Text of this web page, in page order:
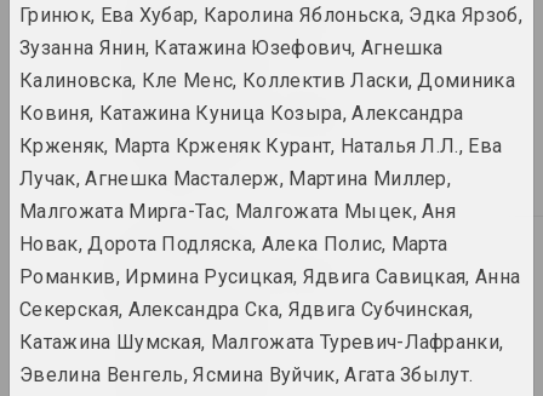
Александр Ахола-Вало
художник, философ
Иван Ахремчик
художник, преподаватель
Б Виктор Бабарико
меценат, директор
Сяргей Бабарэка
художник
Гринюк, Ева Хубар, Каролина Яблоньска, Эдка Ярзоб,
Зузанна Янин, Катажина Юзефович, Агнешка
Калиновска, Кле Менс, Коллектив Ласки, Доминика
Ковиня, Катажина Куница Козыра, Александра
Крженяк, Марта Крженяк Курант, Наталья Л.Л., Ева
Лучак, Агнешка Масталерж, Мартина Миллер,
Малгожата Мирга-Тас, Малгожата Мыцек, Аня
Новак, Дорота Подляска, Алека Полис, Марта
Романкив, Ирмина Русицкая, Ядвига Савицкая, Анна
Секерская, Александра Ска, Ядвига Субчинская,
Катажина Шумская, Малгожата Туревич-Лафранки,
Эвелина Венгель, Ясмина Вуйчик, Агата Збылут.